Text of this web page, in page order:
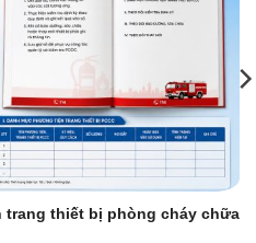
thiết bị phòng cháy chữa